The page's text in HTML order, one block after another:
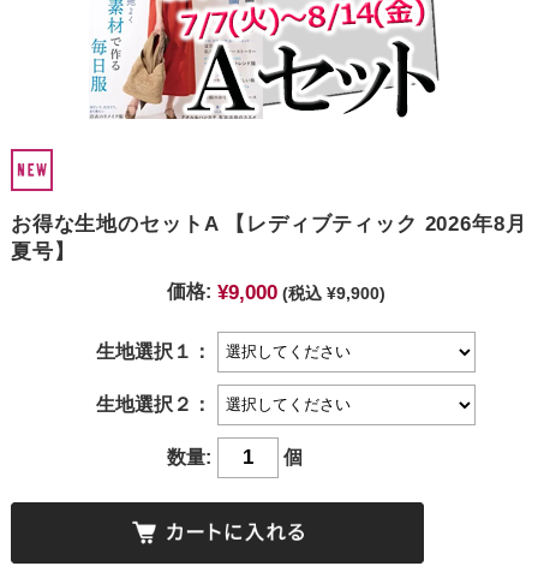
お得な生地のセットA 【レディブティック 2026年8月
夏号】
価格: ¥9,000 (税込 ¥9,900)
生地選択１：
生地選択２：
数量: 個